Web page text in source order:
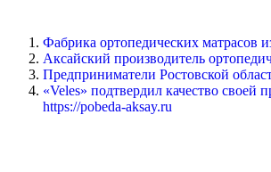
Фабрика ортопедических матрасов
Аксайский производитель
Предприниматели Ростовской
«Veles» подтвердил качество
https://pobeda-aksay.ru